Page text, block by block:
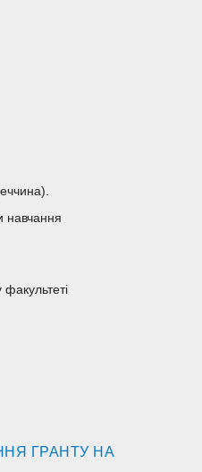
навчання
ГРАНТУ НА